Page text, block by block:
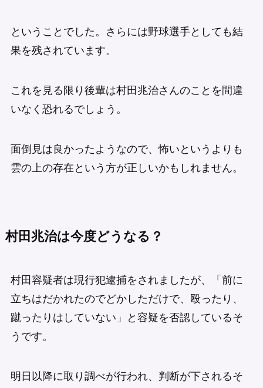
ということでした。さらには野球選手としても結
果を残されています。
これを見る限り後輩は村田兆治さんのことを間違
いなく恐れるでしょう。
面倒見は良かったようなので、怖いというよりも
雲の上の存在という方が正しいかもしれません。
村田兆治は今度どうなる？
村田容疑者は現行犯逮捕をされましたが、「前に
立ちはだかれたのでどかしただけで、殴ったり、
蹴ったりはしていない」と容疑を否認しているそ
うです。
明日以降に取り調べが行われ、判断が下されるそ